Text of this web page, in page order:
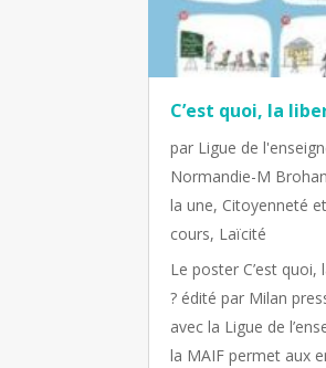
C’est quoi, la
par Ligue de
Normandie-M Brohan
la une, Citoyenneté
cours, Laïcité
Le poster C’est quoi,
? édité par Milan
avec la Ligue de
la MAIF permet aux